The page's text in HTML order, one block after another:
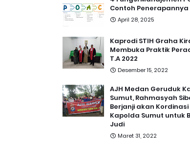
Contoh Penerapannya
April 28, 2025
Kaprodi STIH Graha
Membuka Praktik
T.A 2022
Desember 15, 2022
AJH Medan Geruduk
Sumut, Rahmasyah
Berjanji akan
Kapolda Sumut untuk
Judi
Maret 31, 2022